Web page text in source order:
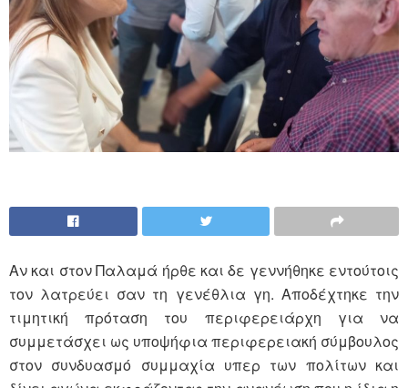
Αν και στον Παλαμά ήρθε και δε γεννήθηκε εντούτοις
τον λατρεύει σαν τη γενέθλια γη. Αποδέχτηκε την
τιμητική πρόταση του περιφερειάρχη για να
συμμετάσχει ως υποψήφια περιφερειακή σύμβουλος
στον συνδυασμό συμμαχία υπερ των πολίτων και